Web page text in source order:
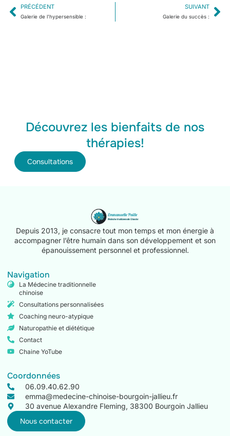
PRÉCÉDENT
Galerie de l’hypersensible :
SUIVANT
Galerie du succès :
Découvrez les bienfaits de nos
thérapies!
Consultations
Depuis 2013, je consacre tout mon temps et mon énergie à
accompagner l’être humain dans son développement et son
épanouissement personnel et professionnel.
Navigation
La Médecine traditionnelle
chinoise
Consultations personnalisées
Coaching neuro-atypique
Naturopathie et diététique
Contact
Chaine YoTube
Coordonnées
06.09.40.62.90
emma@medecine-chinoise-bourgoin-jallieu.fr
30 avenue Alexandre Fleming, 38300 Bourgoin Jallieu
Nous contacter